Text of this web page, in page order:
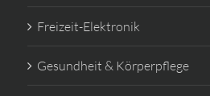
Freizeit-Elektronik
Gesundheit & Körperpflege